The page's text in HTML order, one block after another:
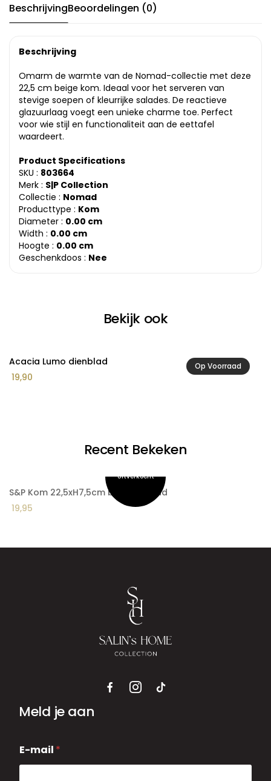
BeschrijvingBeoordelingen (0)
Beschrijving
Omarm de warmte van de Nomad-collectie met deze
22,5 cm beige kom. Ideaal voor het serveren van
stevige soepen of kleurrijke salades. De reactieve
glazuurlaag voegt een unieke charme toe. Perfect
voor wie stijl en functionaliteit aan de eettafel
waardeert.
Product Specifications
SKU : 803664
Merk : S|P Collection
Collectie : Nomad
Producttype : Kom
Diameter : 0.00 cm
Width : 0.00 cm
Hoogte : 0.00 cm
Geschenkdoos : Nee
Bekijk ook
Op Voorraad
Acacia Lumo dienblad
19,90
Recent Bekeken
S&P Kom 22,5xH7,5cm beige Nomad
19,95
Meld je aan
-
m
E-mail *